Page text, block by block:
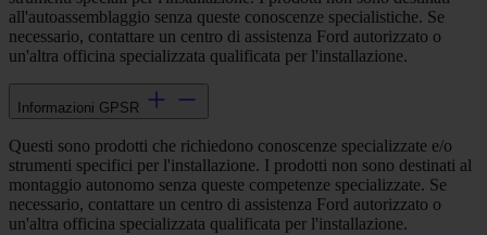
all'autoassemblaggio senza queste conoscenze specialistiche. Se
necessario, contattare un centro di assistenza Ford autorizzato o
un'altra officina specializzata qualificata per l'installazione.
Informazioni GPSR
Questi sono prodotti che richiedono conoscenze specializzate e/o
strumenti specifici per l'installazione. I prodotti non sono destinati al
montaggio autonomo senza queste competenze specializzate. Se
necessario, contattare un centro di assistenza Ford autorizzato o
un'altra officina specializzata qualificata per l'installazione.